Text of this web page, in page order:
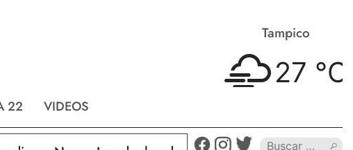
22 VIDEOS
Tampico
27 °C